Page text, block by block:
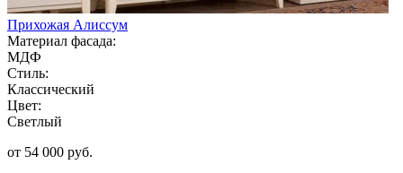
Прихожая Алиссум
Материал фасада:
МДФ
Стиль:
Классический
Цвет:
Светлый
от 54 000 руб.